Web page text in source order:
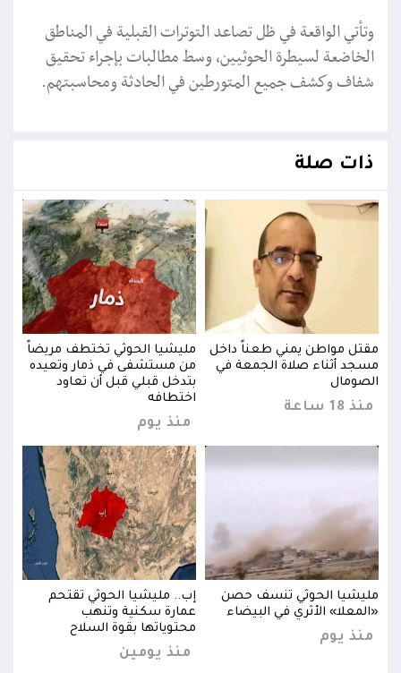
وتأتي الواقعة في ظل تصاعد التوترات القبلية في المناطق
الخاضعة لسيطرة الحوثيين، وسط مطالبات بإجراء تحقيق
شفاف وكشف جميع المتورطين في الحادثة ومحاسبتهم.
ذات صلة
مقتل مواطن يمني طعناً داخل
مسجد أثناء صلاة الجمعة في
الصومال
منذ 18 ساعة
مليشيا الحوثي تختطف مريضاً
من مستشفى في ذمار وتعيده
بتدخل قبلي قبل أن تعاود
اختطافه
منذ يوم
مليشيا الحوثي تنسف حصن
«المعلا» الأثري في البيضاء
منذ يوم
إب.. مليشيا الحوثي تقتحم
عمارة سكنية وتنهب
محتوياتها بقوة السلاح
منذ يومين